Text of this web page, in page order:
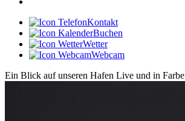
Kontakt
Buchen
Wetter
Webcam
Ein Blick auf unseren Hafen Live und in Farbe